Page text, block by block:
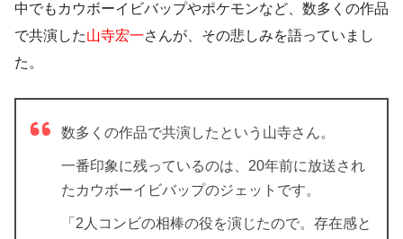
中でもカウボーイビバップやポケモンなど、数多くの作品
で共演した山寺宏一さんが、その悲しみを語っていまし
た。
数多くの作品で共演したという山寺さん。
一番印象に残っているのは、20年前に放送され
たカウボーイビバップのジェットです。
「2人コンビの相棒の役を演じたので。存在感と